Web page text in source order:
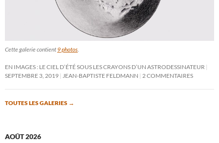
Cette galerie contient 9 photos
EN IMAGES : LE CIEL D’ÉTÉ SOUS LES CRAYONS D’UN ASTRODESSINATEUR
SEPTEMBRE 3, 2019
JEAN-BAPTISTE FELDMANN 2 COMMENTAIRES
TOUTES LES GALERIES →
AOÛT 2026